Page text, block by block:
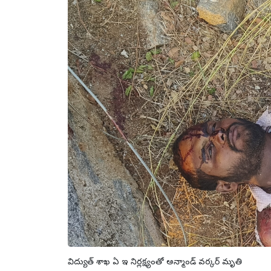
విద్యుత్ శాఖ ఏ ఇ నిర్లక్ష్యంతో అన్మాండ్ వర్కర్ మృతి